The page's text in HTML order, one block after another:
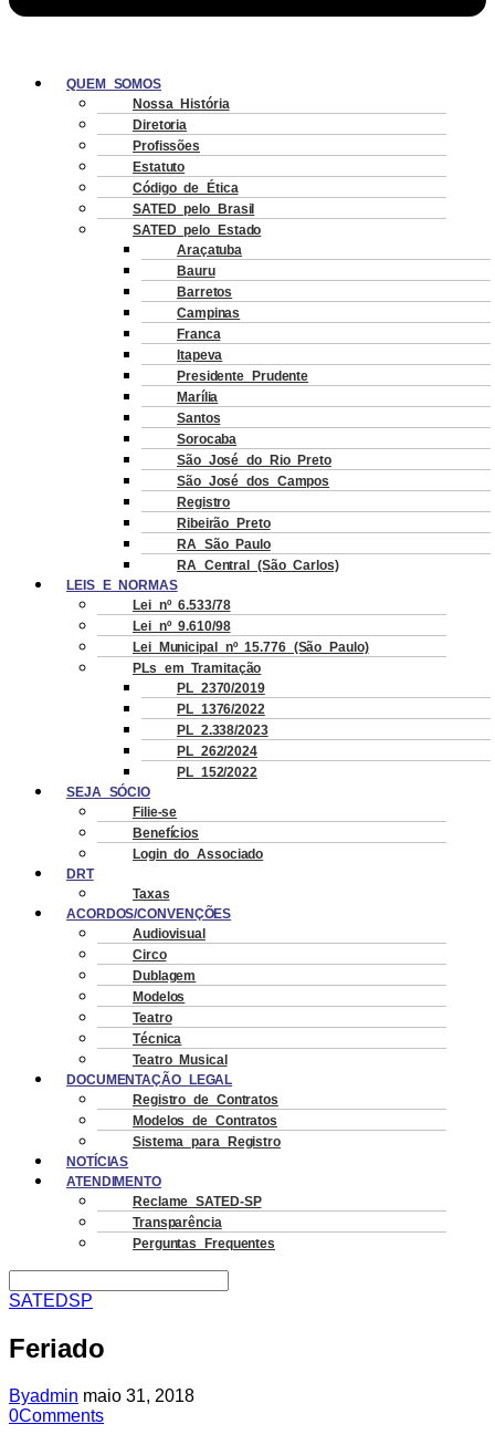
QUEM SOMOS
Nossa História
Diretoria
Profissões
Estatuto
Código de Ética
SATED pelo Brasil
SATED pelo Estado
Araçatuba
Bauru
Barretos
Campinas
Franca
Itapeva
Presidente Prudente
Marília
Santos
Sorocaba
São José do Rio Preto
São José dos Campos
Registro
Ribeirão Preto
RA São Paulo
RA Central (São Carlos)
LEIS E NORMAS
Lei nº 6.533/78
Lei nº 9.610/98
Lei Municipal nº 15.776 (São Paulo)
PLs em Tramitação
PL 2370/2019
PL 1376/2022
PL 2.338/2023
PL 262/2024
PL 152/2022
SEJA SÓCIO
Filie-se
Benefícios
Login do Associado
DRT
Taxas
ACORDOS/CONVENÇÕES
Audiovisual
Circo
Dublagem
Modelos
Teatro
Técnica
Teatro Musical
DOCUMENTAÇÃO LEGAL
Registro de Contratos
Modelos de Contratos
Sistema para Registro
NOTÍCIAS
ATENDIMENTO
Reclame SATED-SP
Transparência
Perguntas Frequentes
SATEDSP
Feriado
Byadmin maio 31, 2018
0Comments